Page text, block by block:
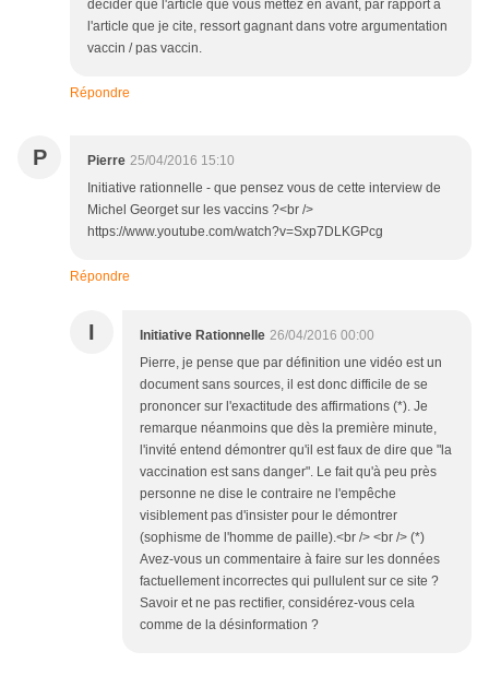
décider que l'article que vous mettez en avant, par rapport à
l'article que je cite, ressort gagnant dans votre argumentation
vaccin / pas vaccin.
Répondre
P Pierre 25/04/2016 15:10
Initiative rationnelle - que pensez vous de cette interview de
Michel Georget sur les vaccins ?<br />
https://www.youtube.com/watch?v=Sxp7DLKGPcg
Répondre
I Initiative Rationnelle 26/04/2016 00:00
Pierre, je pense que par définition une vidéo est un
document sans sources, il est donc difficile de se
prononcer sur l'exactitude des affirmations (*). Je
remarque néanmoins que dès la première minute,
l'invité entend démontrer qu'il est faux de dire que "la
vaccination est sans danger". Le fait qu'à peu près
personne ne dise le contraire ne l'empêche
visiblement pas d'insister pour le démontrer
(sophisme de l'homme de paille).<br /> <br /> (*)
Avez-vous un commentaire à faire sur les données
factuellement incorrectes qui pullulent sur ce site ?
Savoir et ne pas rectifier, considérez-vous cela
comme de la désinformation ?